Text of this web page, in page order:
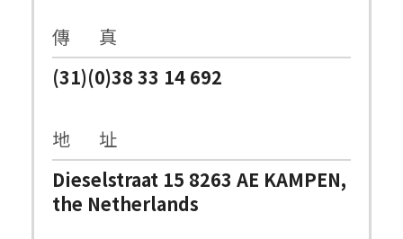
傳 真
(31)(0)38 33 14 692
地 址
Dieselstraat 15 8263 AE KAMPEN,
the Netherlands